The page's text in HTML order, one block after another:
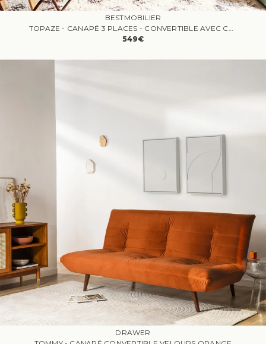
BESTMOBILIER
TOPAZE - CANAPÉ 3 PLACES - CONVERTIBLE AVEC COFFRE - EN VELOURS CÔTELÉ
549€
DRAWER